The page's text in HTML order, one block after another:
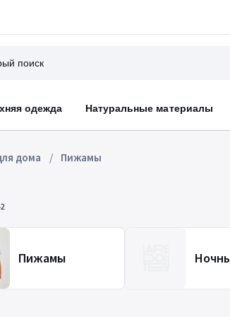
одежда Натуральные материалы
дома Пижамы
Пижамы